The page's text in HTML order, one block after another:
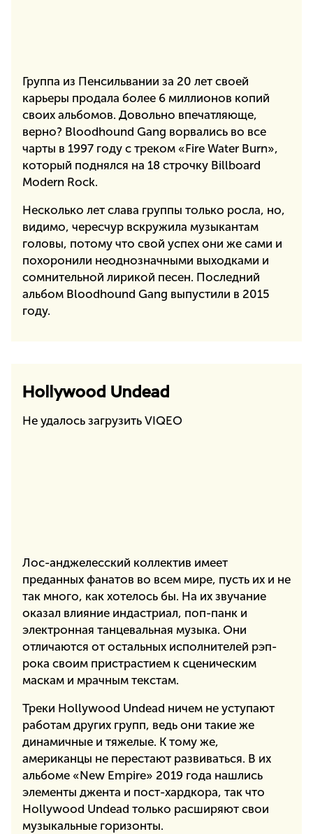
Группа из Пенсильвании за 20 лет своей
карьеры продала более 6 миллионов копий
своих альбомов. Довольно впечатляюще,
верно? Bloodhound Gang ворвались во все
чарты в 1997 году с треком «Fire Water Burn»,
который поднялся на 18 строчку Billboard
Modern Rock.
Несколько лет слава группы только росла, но,
видимо, чересчур вскружила музыкантам
головы, потому что свой успех они же сами и
похоронили неоднозначными выходками и
сомнительной лирикой песен. Последний
альбом Bloodhound Gang выпустили в 2015
году.
Hollywood Undead
Не удалось загрузить VIQEO
Лос-анджелесский коллектив имеет
преданных фанатов во всем мире, пусть их и не
так много, как хотелось бы. На их звучание
оказал влияние индастриал, поп-панк и
электронная танцевальная музыка. Они
отличаются от остальных исполнителей рэп-
рока своим пристрастием к сценическим
маскам и мрачным текстам.
Треки Hollywood Undead ничем не уступают
работам других групп, ведь они такие же
динамичные и тяжелые. К тому же,
американцы не перестают развиваться. В их
альбоме «New Empire» 2019 года нашлись
элементы джента и пост-хардкора, так что
Hollywood Undead только расширяют свои
музыкальные горизонты.